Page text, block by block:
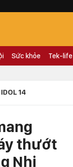
Sức khỏe Tek-life
IDOL 14
thướt
Nhi